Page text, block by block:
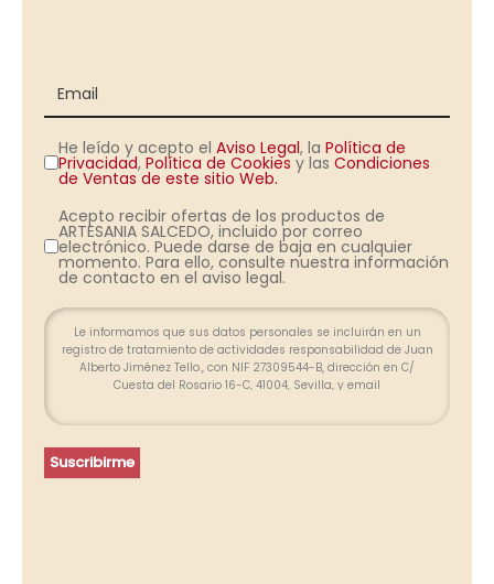
He leído y acepto el Aviso Legal, la Política de
Privacidad, Política de Cookies y las Condiciones
de Ventas de este sitio Web.
Acepto recibir ofertas de los productos de
ARTESANIA SALCEDO, incluido por correo
electrónico. Puede darse de baja en cualquier
momento. Para ello, consulte nuestra información
de contacto en el aviso legal.
Le informamos que sus datos personales se incluirán en un
registro de tratamiento de actividades responsabilidad de Juan
Alberto Jiménez Tello., con NIF 27309544-B, dirección en C/
Cuesta del Rosario 16-C, 41004, Sevilla, y email
profesional y, durante los plazos exigidos por ley para atender
eventuales responsabilidades finalizada la relación. Se
Suscribirme